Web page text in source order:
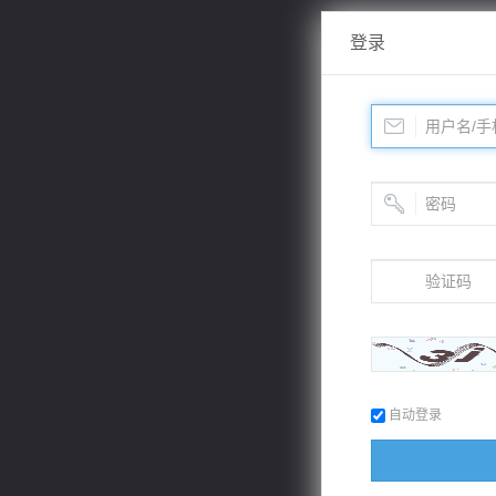
登录
自动登录